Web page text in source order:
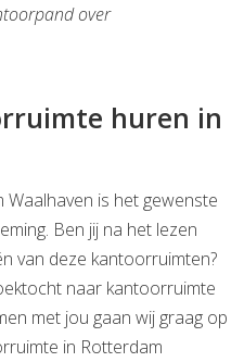
over
huren in
is het gewenste
Ben jij na het lezen
van deze kantoorruimten?
naar kantoorruimte
met jou gaan wij graag op
in Rotterdam